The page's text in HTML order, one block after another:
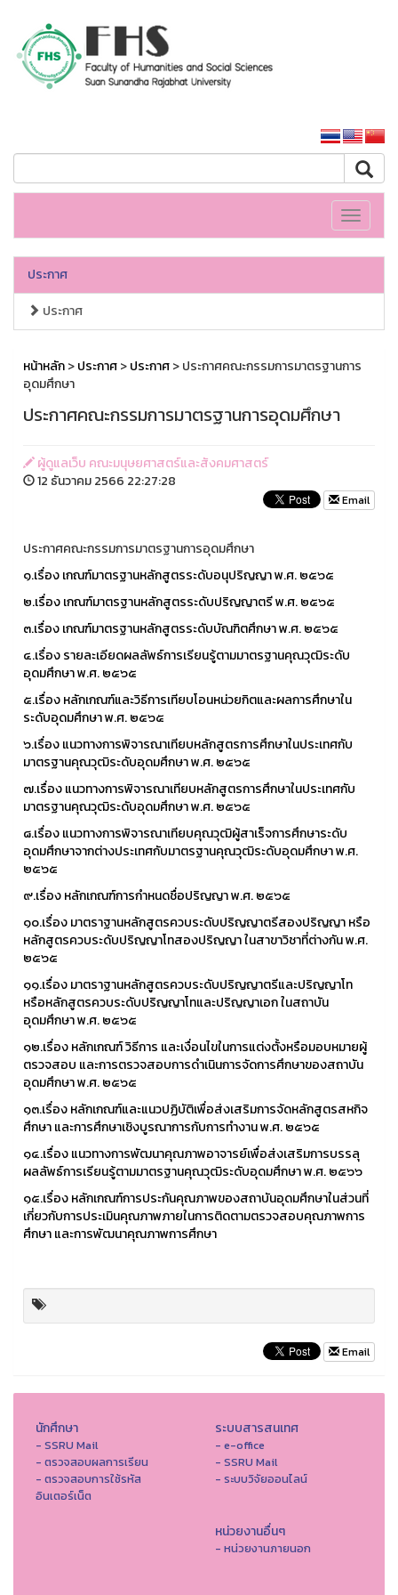
Toggle
ประกาศ
ประกาศ
หน้าหลัก>ประกาศ>ประกาศ> ประกาศคณะกรรมการมาตรฐานการ
อุดมศึกษา
ประกาศคณะกรรมการมาตรฐานการอุดมศึกษา
ผู้ดูแลเว็บ คณะมนุษยศาสตร์และสังคมศาสตร์
12 ธันวาคม 2566 22:27:28
Email
ประกาศคณะกรรมการมาตรฐานการอุดมศึกษา
๑.เรื่อง เกณฑ์มาตรฐานหลักสูตรระดับอนุปริญญา พ.ศ. ๒๕๖๕
๒.เรื่อง เกณฑ์มาตรฐานหลักสูตรระดับปริญญาตรี พ.ศ. ๒๕๖๕
๓.เรื่อง เกณฑ์มาตรฐานหลักสูตรระดับบัณฑิตศึกษา พ.ศ. ๒๕๖๕
๔.เรื่อง รายละเอียดผลลัพธ์การเรียนรู้ตามมาตรฐานคุณวุฒิระดับ
อุดมศึกษา พ.ศ. ๒๕๖๕
๕.เรื่อง หลักเกณฑ์และวิธีการเทียบโอนหน่วยกิตและผลการศึกษาใน
ระดับอุดมศึกษา พ.ศ. ๒๕๖๕
๖.เรื่อง แนวทางการพิจารณาเทียบหลักสูตรการศึกษาในประเทศกับ
มาตรฐานคุณวุฒิระดับอุดมศึกษา พ.ศ. ๒๕๖๕
๗.เรื่อง แนวทางการพิจารณาเทียบหลักสูตรการศึกษาในประเทศกับ
มาตรฐานคุณวุฒิระดับอุดมศึกษา พ.ศ. ๒๕๖๕
๘.เรื่อง แนวทางการพิจารณาเทียบคุณวุฒิผู้สาเร็จการศึกษาระดับ
อุดมศึกษาจากต่างประเทศกับมาตรฐานคุณวุฒิระดับอุดมศึกษา พ.ศ.
๒๕๖๕
๙.เรื่อง หลักเกณฑ์การกำหนดชื่อปริญญา พ.ศ. ๒๕๖๕
๑๐.เรื่อง มาตราฐานหลักสูตรควบระดับปริญญาตรีสองปริญญา หรือ
หลักสูตรควบระดับปริญญาโทสองปริญญา ในสาขาวิชาที่ต่างกัน พ.ศ.
๒๕๖๕
๑๑.เรื่อง มาตราฐานหลักสูตรควบระดับปริญญาตรีและปริญญาโท
หรือหลักสูตรควบระดับปริญญาโทและปริญญาเอก ในสถาบัน
อุดมศึกษา พ.ศ. ๒๕๖๕
๑๒.เรื่อง หลักเกณฑ์ วิธีการ และเงื่อนไขในการแต่งตั้งหรือมอบหมายผู้
ตรวจสอบ และการตรวจสอบการดำเนินการจัดการศึกษาของสถาบัน
อุดมศึกษา พ.ศ. ๒๕๖๕
๑๓.เรื่อง หลักเกณฑ์และแนวปฏิบัติเพื่อส่งเสริมการจัดหลักสูตรสหกิจ
ศึกษา และการศึกษาเชิงบูรณาการกับการทำงาน พ.ศ. ๒๕๖๕
๑๔.เรื่อง แนวทางการพัฒนาคุณภาพอาจารย์เพื่อส่งเสริมการบรรลุ
ผลลัพธ์การเรียนรู้ตามมาตรฐานคุณวุฒิระดับอุดมศึกษา พ.ศ. ๒๕๖๖
๑๕.เรื่อง หลักเกณฑ์การประกันคุณภาพของสถาบันอุดมศึกษาในส่วนที่
เกี่ยวกับการประเมินคุณภาพภายในการติดตามตรวจสอบคุณภาพการ
ศึกษา และการพัฒนาคุณภาพการศึกษา
Email
นักศึกษา
- SSRU Mail
- ตรวจสอบผลการเรียน
- ตรวจสอบการใช้รหัส
อินเตอร์เน็ต
ระบบสารสนเทศ
- e-office
- SSRU Mail
- ระบบวิจัยออนไลน์
หน่วยงานอื่นๆ
- หน่วยงานภายนอก